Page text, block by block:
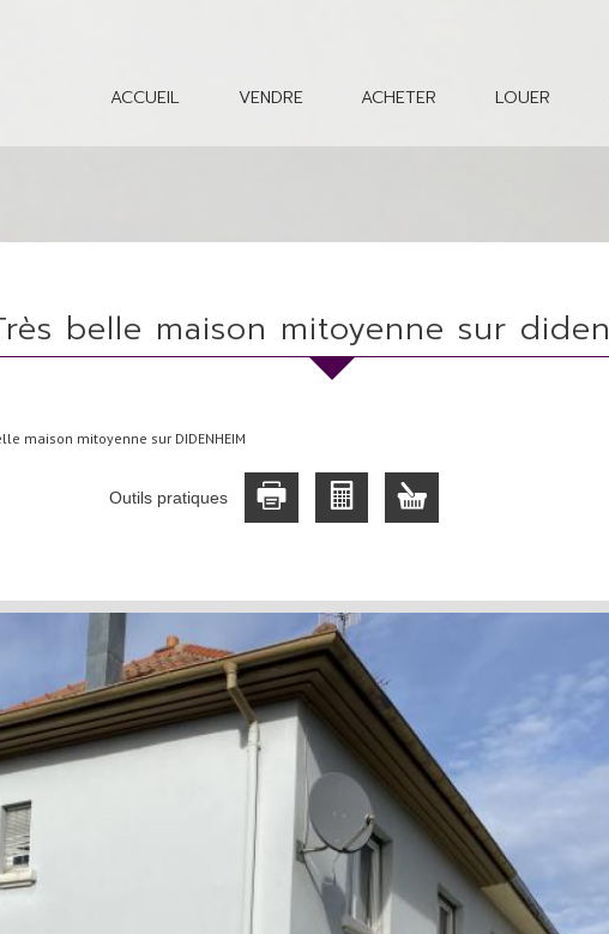
ACCUEIL VENDRE ACHETER LOUER
très belle maison mitoyenne sur
maison mitoyenne sur DIDENHEIM
Outils pratiques